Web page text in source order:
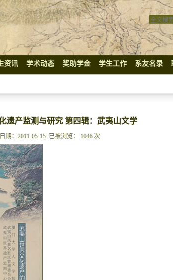
资讯 学术动态 奖助学金 学生工作 系友名录
遗产监测与研究 第四辑：武夷山文学
期：2011-05-15 已被浏览： 1046 次